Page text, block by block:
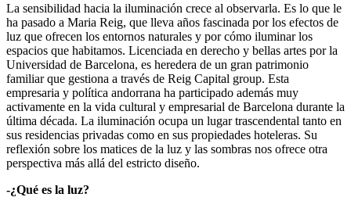
La sensibilidad hacia la iluminación crece al observarla. Es lo que le
ha pasado a Maria Reig, que lleva años fascinada por los efectos de
luz que ofrecen los entornos naturales y por cómo iluminar los
espacios que habitamos. Licenciada en derecho y bellas artes por la
Universidad de Barcelona, es heredera de un gran patrimonio
familiar que gestiona a través de Reig Capital group. Esta
empresaria y política andorrana ha participado además muy
activamente en la vida cultural y empresarial de Barcelona durante la
última década. La iluminación ocupa un lugar trascendental tanto en
sus residencias privadas como en sus propiedades hoteleras. Su
reflexión sobre los matices de la luz y las sombras nos ofrece otra
perspectiva más allá del estricto diseño.
-¿Qué es la luz?